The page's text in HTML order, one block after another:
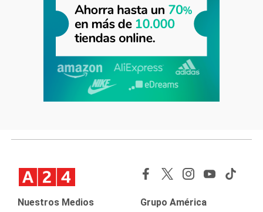
Nuestros Medios Grupo América